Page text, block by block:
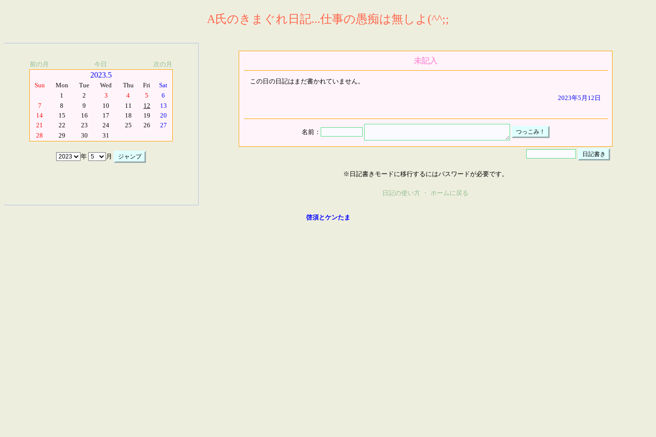
A氏のきまぐれ日記...仕事の愚痴は無しよ(^^;;
前の月 今日 次の月
2023.5
Sun Mon Tue Wed Thu Fri
Sat
1
2 3 4 5
6
7
8 9 10 11 12
13
14
15 16 17 18 19
20
21
22 23 24 25 26
27
28
29 30 31
年 月
未記入
この日の日記はまだ書かれていません。
2023年5月12日
名前：
※日記書きモードに移行するにはパスワードが必要です。
日記の使い方 ・ ホームに戻る
啓須とケンたま